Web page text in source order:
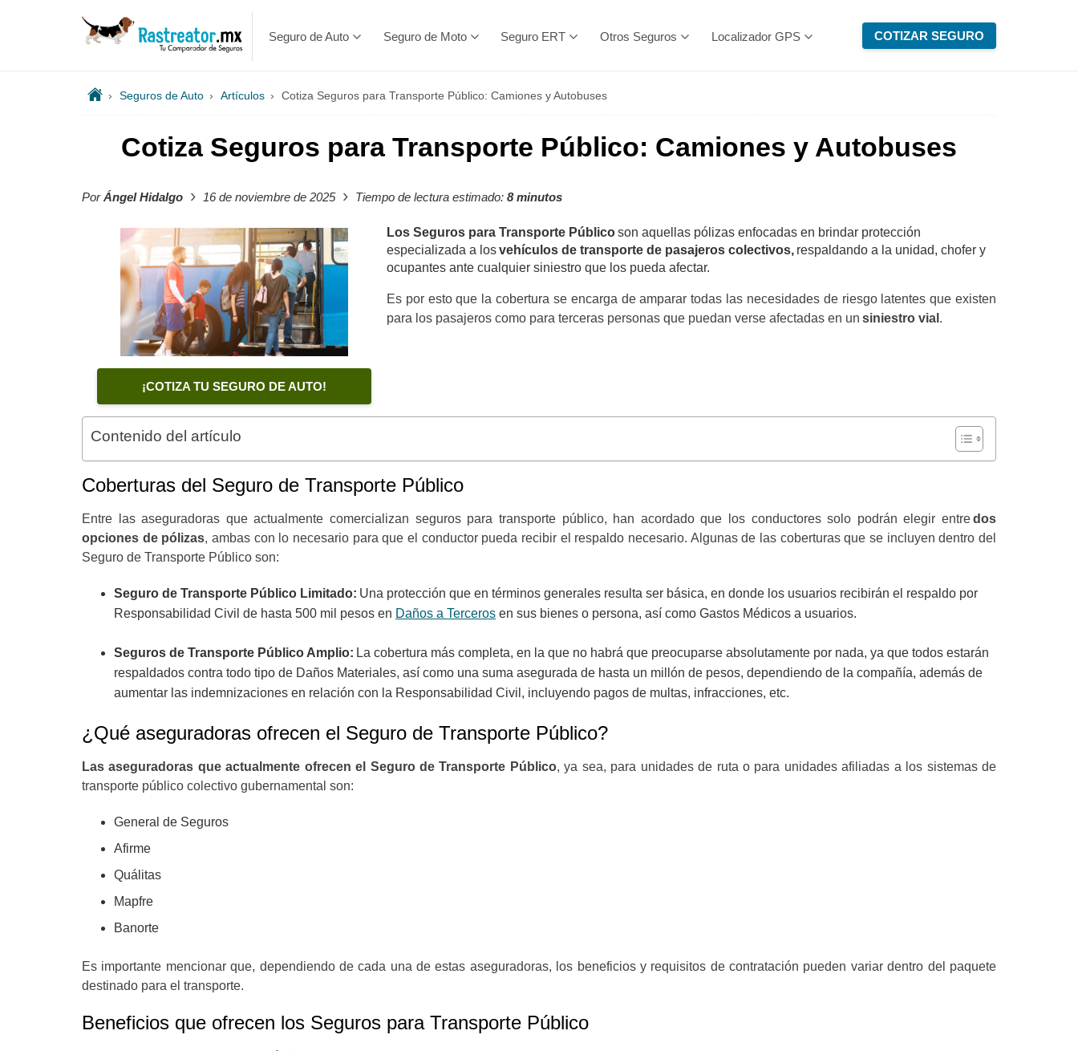
Seguro de Auto Seguro de Moto Seguro ERT Otros Seguros Localizador GPS COTIZAR SEGURO
› Seguros de Auto › Artículos › Cotiza Seguros para Transporte Público: Camiones y Autobuses
Cotiza Seguros para Transporte Público: Camiones y Autobuses
PorÁngel Hidalgo › 16 de noviembre de 2025 › Tiempo de lectura estimado: 8 minutos
¡COTIZA TU SEGURO DE AUTO!
Los Seguros para Transporte Públicoson aquellas pólizas enfocadas en brindar protección
especializada a losvehículos de transporte de pasajeros colectivos,respaldando a la unidad, chofer y
ocupantes ante cualquier siniestro que los pueda afectar.
Es por esto que la cobertura se encarga de amparar todas las necesidades de riesgo latentes que existen
para los pasajeros como para terceras personas que puedan verse afectadas en un siniestro vial .
Contenido del artículo
Coberturas del Seguro de Transporte Público
Entre las aseguradoras que actualmente comercializan seguros para transporte público, han acordado que los conductores solo podrán elegir entredos
opciones de pólizas, ambas con lo necesario para que el conductor pueda recibir el respaldo necesario. Algunas de las coberturas que se incluyen dentro del
Seguro de Transporte Público son:
Seguro de Transporte Público Limitado: Una protección que en términos generales resulta ser básica, en donde los usuarios recibirán el respaldo por
Responsabilidad Civil de hasta 500 mil pesos en Daños a Terceros en sus bienes o persona, así como Gastos Médicos a usuarios.
Seguros de Transporte Público Amplio: La cobertura más completa, en la que no habrá que preocuparse absolutamente por nada, ya que todos estarán
respaldados contra todo tipo de Daños Materiales, así como una suma asegurada de hasta un millón de pesos, dependiendo de la compañía, además de
aumentar las indemnizaciones en relación con la Responsabilidad Civil, incluyendo pagos de multas, infracciones, etc.
¿Qué aseguradoras ofrecen el Seguro de Transporte Público?
Las aseguradoras que actualmente ofrecen el Seguro de Transporte Público, ya sea, para unidades de ruta o para unidades afiliadas a los sistemas de
transporte público colectivo gubernamental son:
General de Seguros
Afirme
Quálitas
Mapfre
Banorte
Es importante mencionar que, dependiendo de cada una de estas aseguradoras, los beneficios y requisitos de contratación pueden variar dentro del paquete
destinado para el transporte.
Beneficios que ofrecen los Seguros para Transporte Público